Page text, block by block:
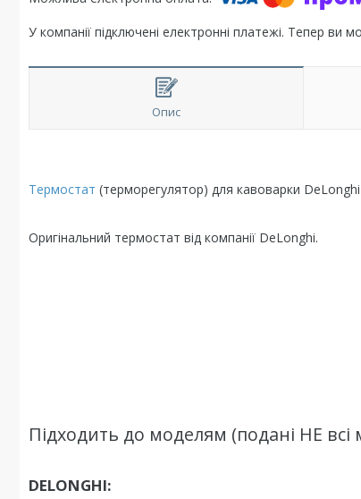
У компанії підключені електронні платежі. Тепер
Опис
Термостат (терморегулятор) для кавоварки
Оригінальний термостат від компанії DeLonghi.
Підходить до моделям (подані НЕ всі
DELONGHI: